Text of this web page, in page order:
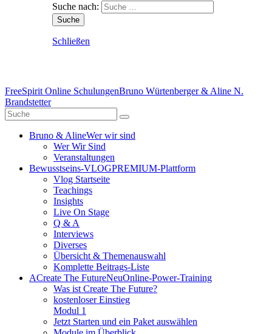
Suche nach:
Schließen
FreeSpirit Online SchulungenBruno Würtenberger & Aline N.
Brandstetter
Bruno & AlineWer wir sind
Wer Wir Sind
Veranstaltungen
Bewusstseins-VLOGPREMIUM-Plattform
Vlog Startseite
Teachings
Insights
Live On Stage
Q & A
Interviews
Diverses
Übersicht & Themenauswahl
Komplette Beitrags-Liste
ACreate The FutureNeuOnline-Power-Training
Was ist Create The Future?
kostenloser Einstieg
Modul 1
Jetzt Starten und ein Paket auswählen